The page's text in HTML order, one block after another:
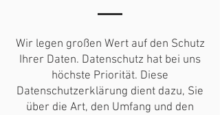
Wir legen großen Wert auf den Schutz
Ihrer Daten. Datenschutz hat bei uns
höchste Priorität. Diese
Datenschutzerklärung dient dazu, Sie
über die Art, den Umfang und den